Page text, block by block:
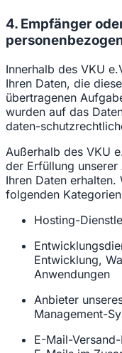
4. Empfänger
Innerhalb des VKU
Ihren Daten, die
übertragenen
wurden auf das
daten-
Außerhalb des VKU
der Erfüllung
Ihren Daten
folgenden
Hosting-
Entwicklung,
Anwendungen
Anbieter
Management-
E-Mail-